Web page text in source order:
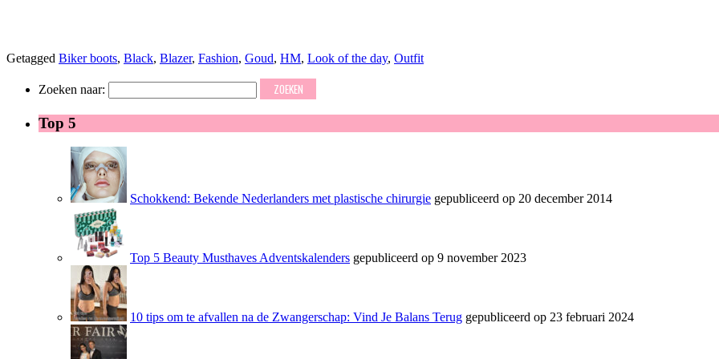
Getagged Biker boots, Black, Blazer, Fashion, Goud, HM, Look of the day, Outfit
Zoeken naar:
Top 5
Schokkend: Bekende Nederlanders met plastische chirurgie gepubliceerd op 20 december 2014
Top 5 Beauty Musthaves Adventskalenders gepubliceerd op 9 november 2023
10 tips om te afvallen na de Zwangerschap: Vind Je Balans Terug gepubliceerd op 23 februari 2024